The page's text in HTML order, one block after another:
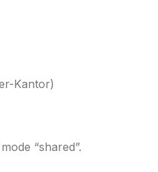
Kantor)
“shared”.